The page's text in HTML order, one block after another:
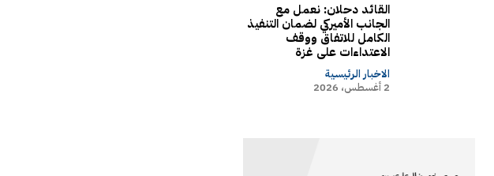
القائد دحلان: نعمل مع
الجانب الأميركي لضمان التنفيذ
الكامل للاتفاق ووقف
الاعتداءات على غزة
الاخبار الرئيسية
2 أغسطس، 2026